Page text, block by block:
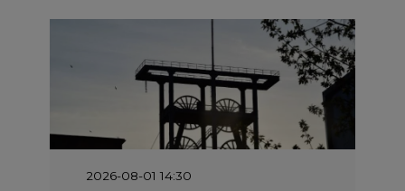
2026-08-01 14:30